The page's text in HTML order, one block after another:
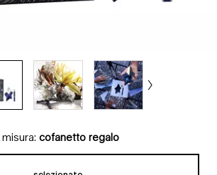
cofanetto regalo